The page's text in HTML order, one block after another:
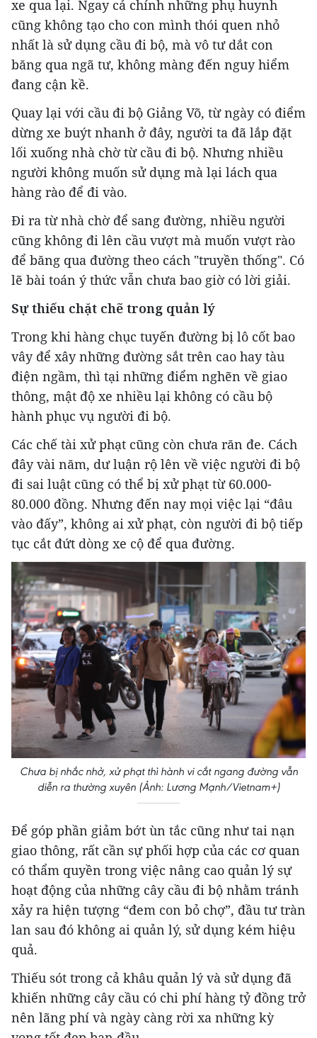
xe qua lại. Ngay cả chính những phụ huynh
cũng không tạo cho con mình thói quen nhỏ
nhất là sử dụng cầu đi bộ, mà vô tư dắt con
băng qua ngã tư, không màng đến nguy hiểm
đang cận kề.
Quay lại với cầu đi bộ Giảng Võ, từ ngày có điểm
dừng xe buýt nhanh ở đây, người ta đã lắp đặt
lối xuống nhà chờ từ cầu đi bộ. Nhưng nhiều
người không muốn sử dụng mà lại lách qua
hàng rào để đi vào.
Đi ra từ nhà chờ để sang đường, nhiều người
cũng không đi lên cầu vượt mà muốn vượt rào
để băng qua đường theo cách "truyền thống". Có
lẽ bài toán ý thức vẫn chưa bao giờ có lời giải.
Sự thiếu chặt chẽ trong quản lý
Trong khi hàng chục tuyến đường bị lô cốt bao
vây để xây những đường sắt trên cao hay tàu
điện ngầm, thì tại những điểm nghẽn về giao
thông, mật độ xe nhiều lại không có cầu bộ
hành phục vụ người đi bộ.
Các chế tài xử phạt cũng còn chưa răn đe. Cách
đây vài năm, dư luận rộ lên về việc người đi bộ
đi sai luật cũng có thể bị xử phạt từ 60.000-
80.000 đồng. Nhưng đến nay mọi việc lại “đâu
vào đấy”, không ai xử phạt, còn người đi bộ tiếp
tục cắt đứt dòng xe cộ để qua đường.
Chưa bị nhắc nhở, xử phạt thì hành vi cắt ngang đường vẫn
diễn ra thường xuyên (Ảnh: Lương Mạnh/Vietnam+)
Để góp phần giảm bớt ùn tắc cũng như tai nạn
giao thông, rất cần sự phối hợp của các cơ quan
có thẩm quyền trong việc nâng cao quản lý sự
hoạt động của những cây cầu đi bộ nhằm tránh
xảy ra hiện tượng “đem con bỏ chợ”, đầu tư tràn
lan sau đó không ai quản lý, sử dụng kém hiệu
quả.
Thiếu sót trong cả khâu quản lý và sử dụng đã
khiến những cây cầu có chi phí hàng tỷ đồng trở
nên lãng phí và ngày càng rời xa những kỳ